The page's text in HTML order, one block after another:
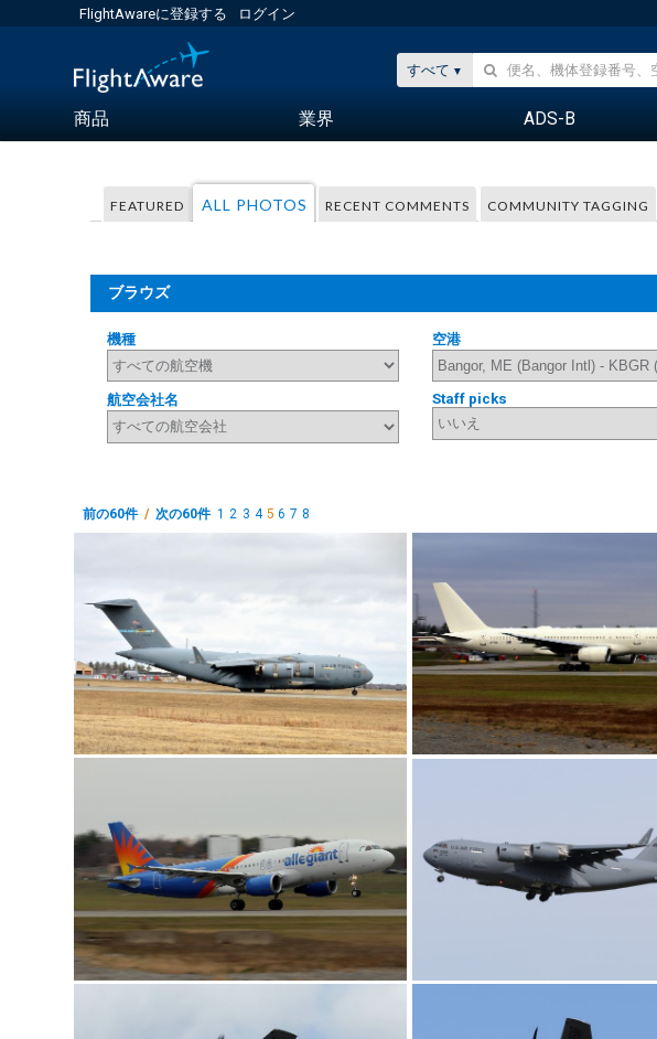
FlightAwareに登録する ログイン
すべて
商品 業界 ADS-B
FEATURED ALL PHOTOS RECENT COMMENTS COMMUNITY TAGGING
ブラウズ
機種 空港
航空会社名 Staff picks
前の60件/次の60件 1 2 3 4 56 7 8